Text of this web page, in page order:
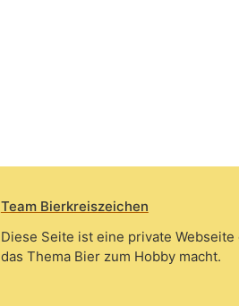
Team Bierkreiszeichen
Diese Seite ist eine private Webseite
das Thema Bier zum Hobby macht.